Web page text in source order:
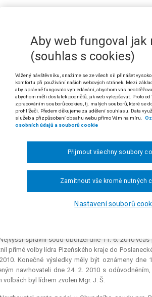
VOLBY DO
VNITŘNÍCH
o návrhu na neplatnost volby
soud není oprávněn přezkoumávat, zda
nerespektování vnitřních pravidel tzv.
správní soud
rozhodl v senátě složeném z
Malíka, JUDr. Lenky Matyášové, JUDr. Jana
advokátkou se sídlem Čelakovského sady 8,
J. Š. , v řízení o návrhu na neplatnost volby
z účastníků
Nejvyšší správní soud obdržel dne 11. 6. 2010
přímé volby lídra Plzeňského kraje do
Konečné výsledky měly být oznámeny
navrhovateli dne 24. 2. 2010 s
volbách byl lídrem zvolen Mgr. J. Š.
Aby web fungoval jak
(souhlas s cookies)
Vážený návštěvníku, snažíme se ze všech sil přinášet
komfortu při používání našich webových stránek. Mezi
aby správně fungovalo vyhledávání, abychom vás
abychom měli dostatek podnětů, jak web vylepšovat. Proto
zpracováním souborů cookies, tj. malých souborů, které se
prohlížeči. Předem děkujeme za udělení souhlasu. Data
služeb a přizpůsobení obsahu webu přímo Vám na míru.
osobních údajů a souborů cookie
Nastavení souborů
Zamítnout vše kromě nutných
Přijmout všechny soubory